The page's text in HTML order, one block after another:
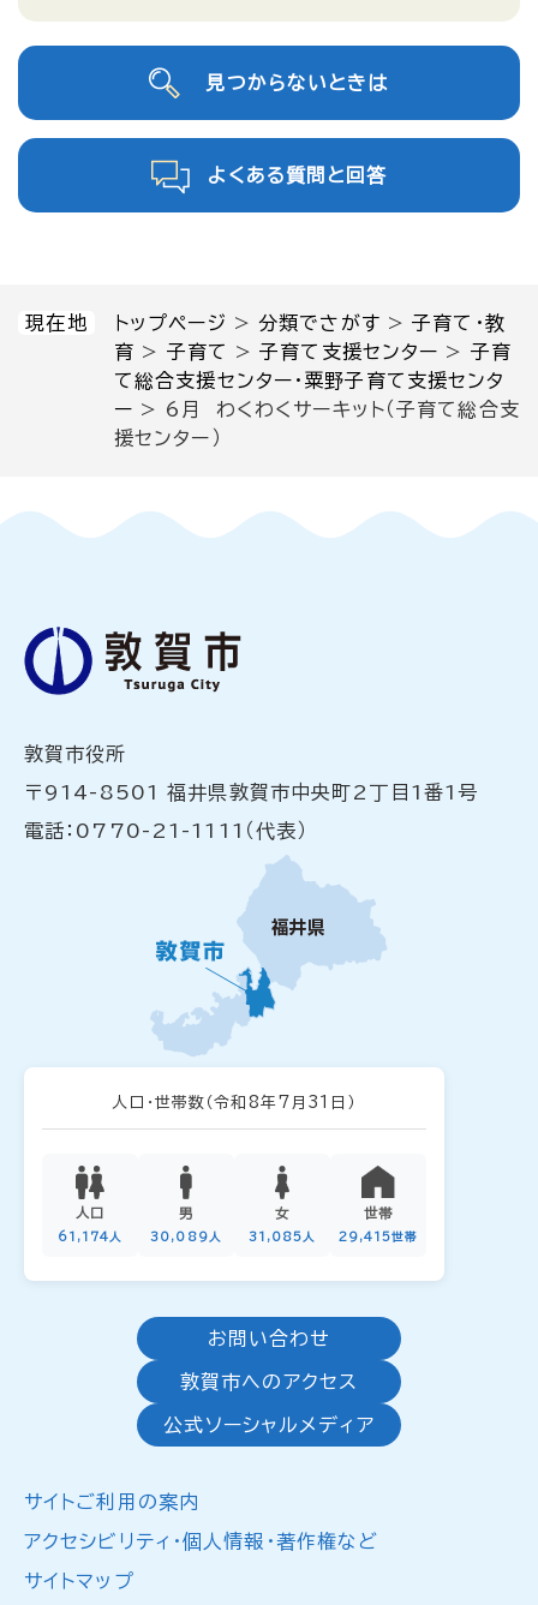
現在地 トップページ >分類でさがす >子育て・教
育 > 子育て >子育て支援センター > 子育
て総合支援センター・粟野子育て支援センタ
ー > 6月 わくわくサーキット（子育て総合支
援センター）
見つからないときは
よくある質問と回答
敦賀市役所
〒914-8501 福井県敦賀市中央町2丁目1番1号
電話：0770-21-1111（代表）
人口・世帯数 （令和8年7月31日）
人口
61,174人
男
30,089人
女
31,085人
世帯
29,415世帯
お問い合わせ
敦賀市へのアクセス
公式ソーシャルメディア
サイトご利用の案内
アクセシビリティ・個人情報・著作権など
サイトマップ